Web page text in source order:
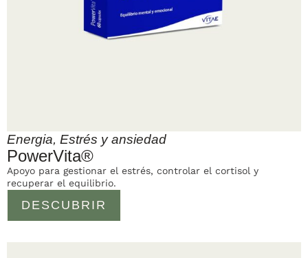
Energia, Estrés y ansiedad
PowerVita®
DESCUBRIR
Apoyo para gestionar el estrés, controlar el cortisol y
recuperar el equilibrio.